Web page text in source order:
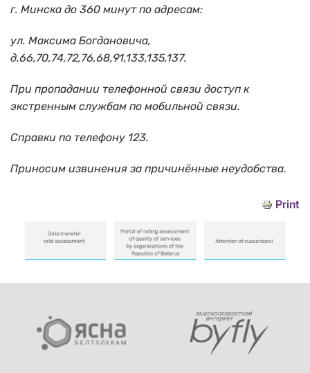
г. Минска до 360 минут по адресам:
ул. Максима Богдановича,
д.66,70,74,72,76,68,91,133,135,137.
При пропадании телефонной связи доступ к
экстренным службам по мобильной связи.
Справки по телефону 123.
Приносим извинения за причинённые неудобства.
Print